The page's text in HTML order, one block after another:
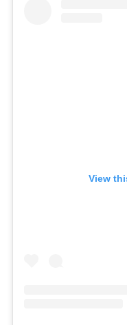
View